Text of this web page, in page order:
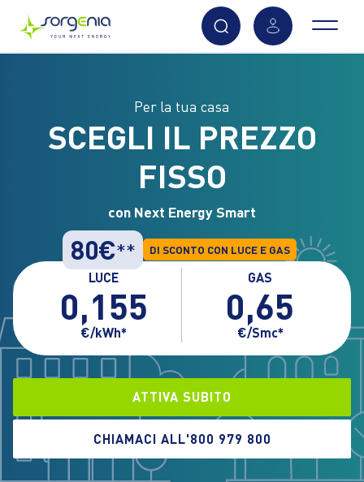
Per la tua casa
SCEGLI IL PREZZO
FISSO
con Next Energy Smart
LUCE
0,155
€/kWh*
GAS
0,65
€/Smc*
80€** DI SCONTO CON LUCE E GAS
ATTIVA SUBITO
CHIAMACI ALL'800 979 800